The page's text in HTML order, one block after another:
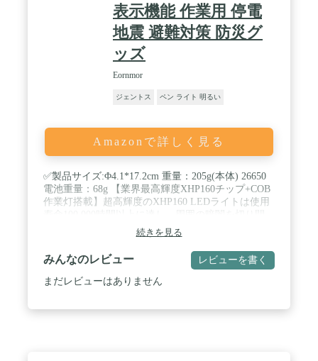
表示機能 作業用 停電
地震 避難対策 防災グ
ッズ
Eornmor
ジェントス ペン ライト 明るい
Amazonで詳しく見る
✅製品サイズ:Φ4.1*17.2cm 重量：205g(本体) 26650
電池重量：68g 【業界最高輝度XHP160チップ+COB
作業灯搭載】超高輝度のXHP160 LEDライトは使用
き、夜間であっても昼間のように感じられます。懐
中電灯の側面は追加にCOBの白い＆赤いライト機能
を設計し、緊急停電の時、子供用のデスクライトと
して働き、家庭作業の書き込みを行うことができま
す。さらにストラップを付属しており、アウトドア
続きを見る
みんなのレビュー レビューを書く
まだレビューはありません